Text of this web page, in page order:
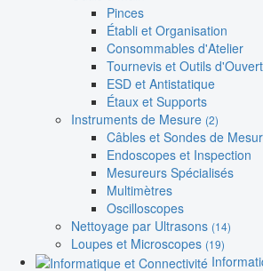
Pinces
Établi et Organisation
Consommables d'Atelier
Tournevis et Outils
ESD et Antistatique
Étaux et Supports
Instruments de Mesure (2)
Câbles et Sondes de
Endoscopes et Inspection
Mesureurs Spécialisés
Multimètres
Oscilloscopes
Nettoyage par Ultrasons (14)
Loupes et Microscopes (19)